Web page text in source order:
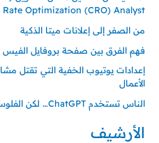
Rate Optimization (CRO) Analyst
من الصفر إلى إعلانات ميتا الذكية
فهم الفرق بين صفحة بروفايل الفيس
إعدادات يوتيوب الخفية التي تقتل
الأعمال
الناس تستخدم ChatGPT… لكن الفلوس الحقيقية في الـ API 🤯
الأرشيف